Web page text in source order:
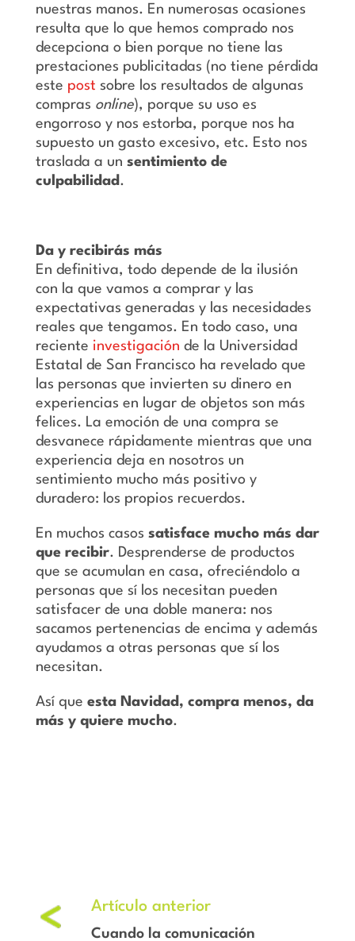
nuestras manos. En numerosas ocasiones
resulta que lo que hemos comprado nos
decepciona o bien porque no tiene las
prestaciones publicitadas (no tiene pérdida
este post sobre los resultados de algunas
compras online), porque su uso es
engorroso y nos estorba, porque nos ha
supuesto un gasto excesivo, etc. Esto nos
traslada a un sentimiento de
culpabilidad .
Da y recibirás más
En definitiva, todo depende de la ilusión
con la que vamos a comprar y las
expectativas generadas y las necesidades
reales que tengamos. En todo caso, una
reciente investigación de la Universidad
Estatal de San Francisco ha revelado que
las personas que invierten su dinero en
experiencias en lugar de objetos son más
felices. La emoción de una compra se
desvanece rápidamente mientras que una
experiencia deja en nosotros un
sentimiento mucho más positivo y
duradero: los propios recuerdos.
En muchos casos satisface mucho más dar
que recibir. Desprenderse de productos
que se acumulan en casa, ofreciéndolo a
personas que sí los necesitan pueden
satisfacer de una doble manera: nos
sacamos pertenencias de encima y además
ayudamos a otras personas que sí los
necesitan.
Así que esta Navidad, compra menos, da
más y quiere mucho.
Cuando la comunicación